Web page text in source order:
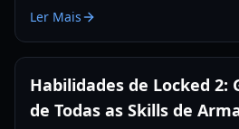
Ler Mais
Habilidades de Locked 2:
de Todas as Skills de